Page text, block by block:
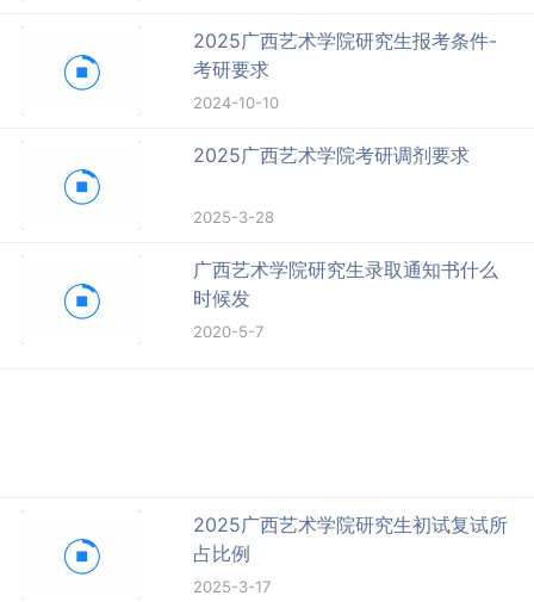
2025广西艺术学院研究生报考条件-
考研要求
2024-10-10
2025广西艺术学院考研调剂要求
2025-3-28
广西艺术学院研究生录取通知书什么
时候发
2020-5-7
2025广西艺术学院研究生初试复试所
占比例
2025-3-17